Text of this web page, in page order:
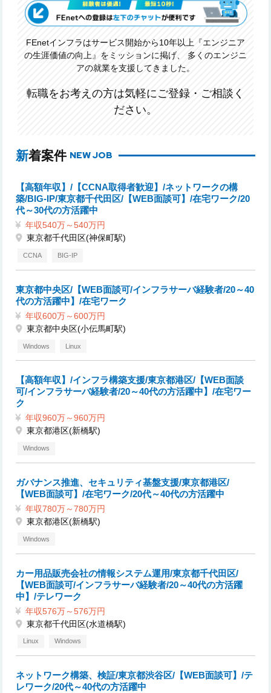
FEnetインフラはサービス開始から10年以上『エンジニア
の生涯価値の向上』をミッションに掲げ、
多くのエンジニ
アの就業を支援してきました。
転職をお考えの方は気軽にご登録・ご相談く
ださい。
新着案件 NEW JOB
【高額年収】/【CCNA取得者歓迎】/ネットワークの構
築/BIG-IP/東京都千代田区/【WEB面談可】/在宅ワーク/20
代～30代の方活躍中
年収540万～540万円
東京都千代田区(神保町駅)
CCNA BIG-IP
東京都中央区/【WEB面談可/インフラサーバ経験者/20～40
代の方活躍中】/在宅ワーク
年収600万～600万円
東京都中央区(小伝馬町駅)
Windows Linux
【高額年収】/インフラ構築支援/東京都港区/【WEB面談
可/インフラサーバ経験者/20～40代の方活躍中】/在宅ワー
ク
年収960万～960万円
東京都港区(新橋駅)
Windows
ガバナンス推進、セキュリティ基盤支援/東京都港区/
【WEB面談可】/在宅ワーク/20代～40代の方活躍中
年収780万～780万円
東京都港区(新橋駅)
Windows
カー用品販売会社の情報システム運用/東京都千代田区/
【WEB面談可/インフラサーバ経験者/20～40代の方活躍
中】/テレワーク
年収576万～576万円
東京都千代田区(水道橋駅)
Linux Windows
ネットワーク構築、検証/東京都渋谷区/【WEB面談可】/テ
レワーク/20代～40代の方活躍中